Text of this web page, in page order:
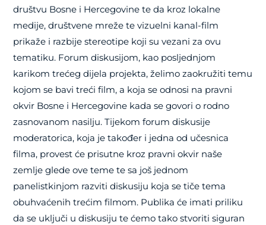
društvu Bosne i Hercegovine te da kroz lokalne
medije, društvene mreže te vizuelni kanal-film
prikaže i razbije stereotipe koji su vezani za ovu
tematiku. Forum diskusijom, kao posljednjom
karikom trećeg dijela projekta, želimo zaokružiti temu
kojom se bavi treći film, a koja se odnosi na pravni
okvir Bosne i Hercegovine kada se govori o rodno
zasnovanom nasilju. Tijekom forum diskusije
moderatorica, koja je također i jedna od učesnica
filma, provest će prisutne kroz pravni okvir naše
zemlje glede ove teme te sa još jednom
panelistkinjom razviti diskusiju koja se tiče tema
obuhvaćenih trećim filmom. Publika će imati priliku
da se uključi u diskusiju te ćemo tako stvoriti siguran